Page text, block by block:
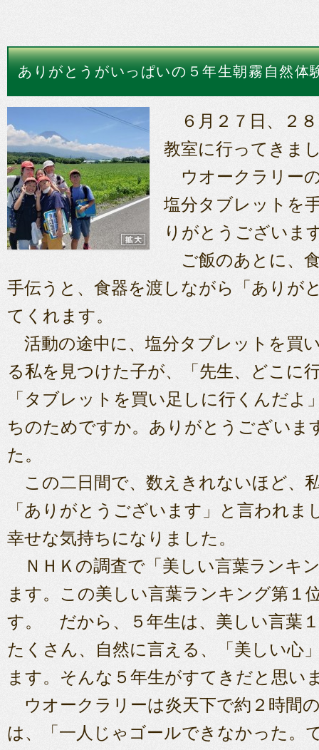
ありがとうがいっぱいの５年生朝霧自然体
６月２７日、２
教室に行ってきま
ウオークラリー
塩分タブレットを
りがとうございま
ご飯のあとに、
手伝うと、食器を渡しながら「ありが
てくれます。
活動の途中に、塩分タブレットを買
る私を見つけた子が、「先生、どこに
「タブレットを買い足しに行くんだよ
ちのためですか。ありがとうございま
た。
この二日間で、数えきれないほど、
「ありがとうございます」と言われま
幸せな気持ちになりました。
ＮＨＫの調査で「美しい言葉ランキ
ます。この美しい言葉ランキング第１
す。 だから、５年生は、美しい言葉
たくさん、自然に言える、「美しい心
ます。そんな５年生がすてきだと思い
ウオークラリーは炎天下で約２時間
は、「一人じゃゴールできなかった。